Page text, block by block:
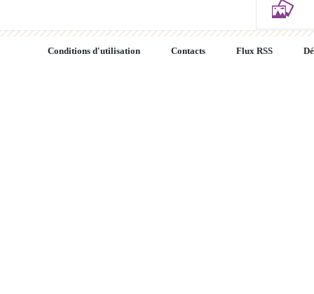
Conditions d'utilisation Contacts Flux RSS